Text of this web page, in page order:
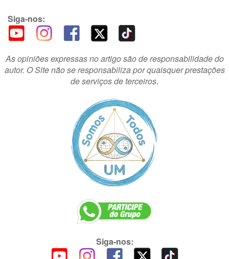
Siga-nos:
As opiniões expressas no artigo são de responsabilidade do
autor. O Site não se responsabiliza por quaisquer prestações
de serviços de terceiros.
Siga-nos: